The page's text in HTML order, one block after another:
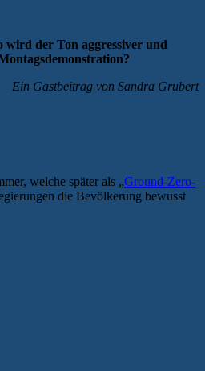
wird der Ton aggressiver und
Ein Gastbeitrag von Sandra Grubert
welche später als „Ground-Zero-
die Bevölkerung bewusst